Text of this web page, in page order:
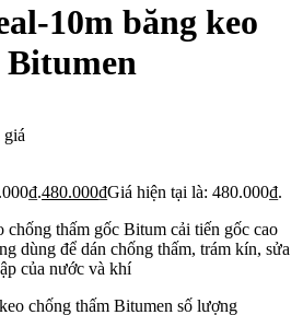
10m băng keo
Bitumen
giá
480.000₫Giá hiện tại là: 480.000₫.
chống thấm gốc Bitum cải tiến gốc cao
dùng để dán chống thấm, trám kín, sửa
của nước và khí
chống thấm Bitumen số lượng